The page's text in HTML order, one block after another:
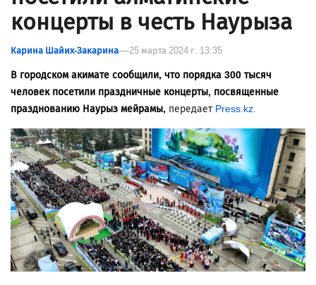
концерты в честь Наурыза
Карина Шайих-Закарина 25 марта 2024 г. 13:35
В городском акимате сообщили, что порядка 300 тысяч
человек посетили праздничные концерты, посвященные
празднованию Наурыз мейрамы, передает Press.kz.